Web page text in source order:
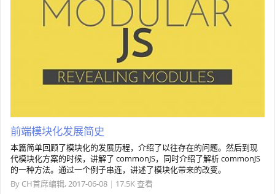
前端模块化发展简史
本篇简单回顾了模块化的发展历程，介绍了以往存在的问题。然后到现
代模块化方案的时候，讲解了 commonJS，同时介绍了解析 commonJS
的一种方法。通过一个例子串连，讲述了模块化带来的改变。
By CH首席编辑, 2017-06-08 | 17.5K 查看